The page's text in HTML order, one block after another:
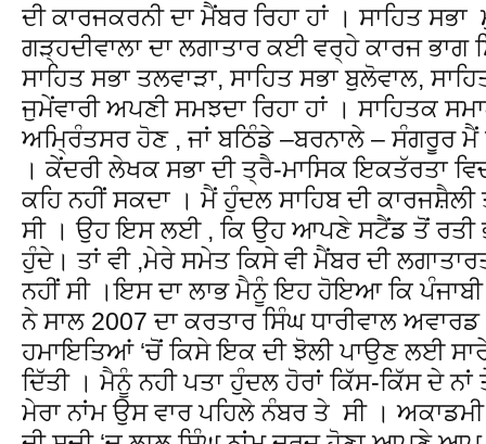
ਦੀ ਕਾਰਜਕਰਨੀ ਦਾ ਮੈਂਬਰ ਰਿਹਾ ਹਾਂ । ਸਾਹਿਤ
ਗੜ੍ਹਦੀਵਾਲਾ ਦਾ ਲਗਾਤਾਰ ਕਈ ਵਰ੍ਹੇ ਕਾਰਜ ਭਾਗ
ਸਾਹਿਤ ਸਭਾ ਤਲਵਾੜਾ, ਸਾਹਿਤ ਸਭਾ ਬੁਲੋਵਾਲ,
ਜੁਮੇਂਵਾਰੀ ਅਪਣੀ ਸਮਝਦਾ ਰਿਹਾ ਹਾਂ । ਸਾਹਿਤਕ
ਅਮ੍ਰਿੰਤਸਰ ਹੋਣ , ਜਾਂ ਬਠਿੰਡੇ –ਬਰਨਾਲੇ – ਸੰਗਰੂਰ ਮੈਂ
। ਕੇਂਦਰੀ ਲੇਖਕ ਸਭਾ ਦੀ ਤ੍ਰੈ-ਮਾਸਿਕ ਇਕਤੱਰਤਾ
ਕਹਿ ਨਹੀਂ ਸਕਦਾ । ਮੈਂ ਹੁੰਦਲ ਸਾਹਿਬ ਦੀ ਕਾਰਜਸ਼ੈਲੀ
ਸੀ । ਉਹ ਇਸ ਲਈ , ਕਿ ਉਹ ਆਪਣੇ ਸਟੈਂਡ ਤੋਂ ਰਤੀ
ਹੁੰਦੇ। ਤਾਂ ਵੀ ,ਮੇਰੇ ਸਮੇਤ ਕਿਸੇ ਵੀ ਮੈਂਬਰ ਦੀ
ਨਹੀਂ ਸੀ ।ਇਸ ਦਾ ਲਾਭ ਮੈਨੂੰ ਇਹ ਹੋਇਆ ਕਿ ਪੰਜਾਬੀ
ਨੇ ਸਾਲ 2007 ਦਾ ਕਰਤਾਰ ਸਿੰਘ ਧਾਰੀਵਾਲ
ਹਮਾਇਤਿਆਂ ‘ਚੋਂ ਕਿਸੇ ਇਕ ਦੀ ਝੋਲੀ ਪਾਉਣ ਲਈ
ਦਿੱਤੀ । ਮੈਨੂੰ ਨਹੀ ਪਤਾ ਹੁੰਦਲ ਹੋਰਾਂ ਕਿੱਸ-ਕਿੱਸ ਦੇ ਨਾਂ
ਮੇਰਾ ਨਾਂਮ ਉਸ ਵਾਰ ਪਹਿਲੇ ਨੰਬਰ ਤੇ ਸੀ ।